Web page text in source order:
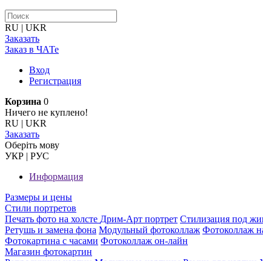
RU | UKR
Заказать
Заказ в ЧАТе
Вход
Регистрация
Корзина 0
Ничего не куплено!
RU | UKR
Заказать
Оберiть мову
УКР | РУС
Информация
Размеры и цены
Стили портретов
Печать фото на холсте Дрим-Арт портрет Стилизация под
Ретушь и замена фона Модульный фотоколлаж Фотоколлаж
Фотокартина с часами Фотоколлаж он-лайн
Магазин фотокартин